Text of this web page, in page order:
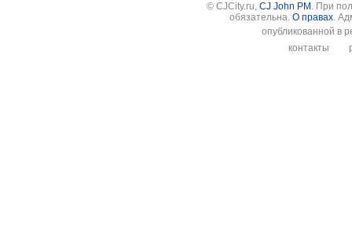
© CJCity.ru, CJ John PM . При
обязательна. О правах.
опубликованной в
контакты